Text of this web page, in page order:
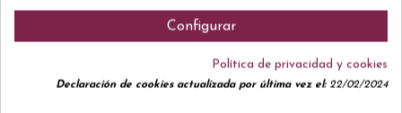
Configurar
Política de privacidad y cookies
Declaración de cookies actualizada por última vez el:22/02/2024